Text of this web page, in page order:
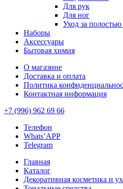
Для рук
Для ног
Уход за полостью
Наборы
Аксессуары
Бытовая химия
О магазине
Доставка и оплата
Политика
Контактная информация
+7 (996) 962 69 66
Телефон
Whats’APP
Telegram
Главная
Каталог
Декоративная косметика и